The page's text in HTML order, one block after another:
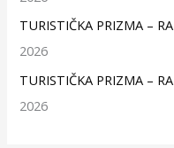
TURISTIČKA PRIZMA –
2026
TURISTIČKA PRIZMA –
2026